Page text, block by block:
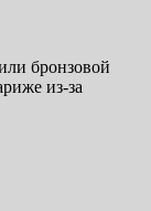
бронзовой
из-за